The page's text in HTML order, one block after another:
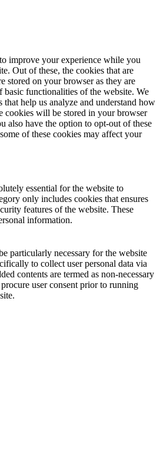
improve your experience while you
Out of these, the cookies that are
stored on your browser as they are
functionalities of the website. We
that help us analyze and understand how
cookies will be stored in your browser
also have the option to opt-out of these
of these cookies may affect your
essential for the website to
only includes cookies that ensures
features of the website. These
information.
particularly necessary for the website
to collect user personal data via
contents are termed as non-necessary
user consent prior to running